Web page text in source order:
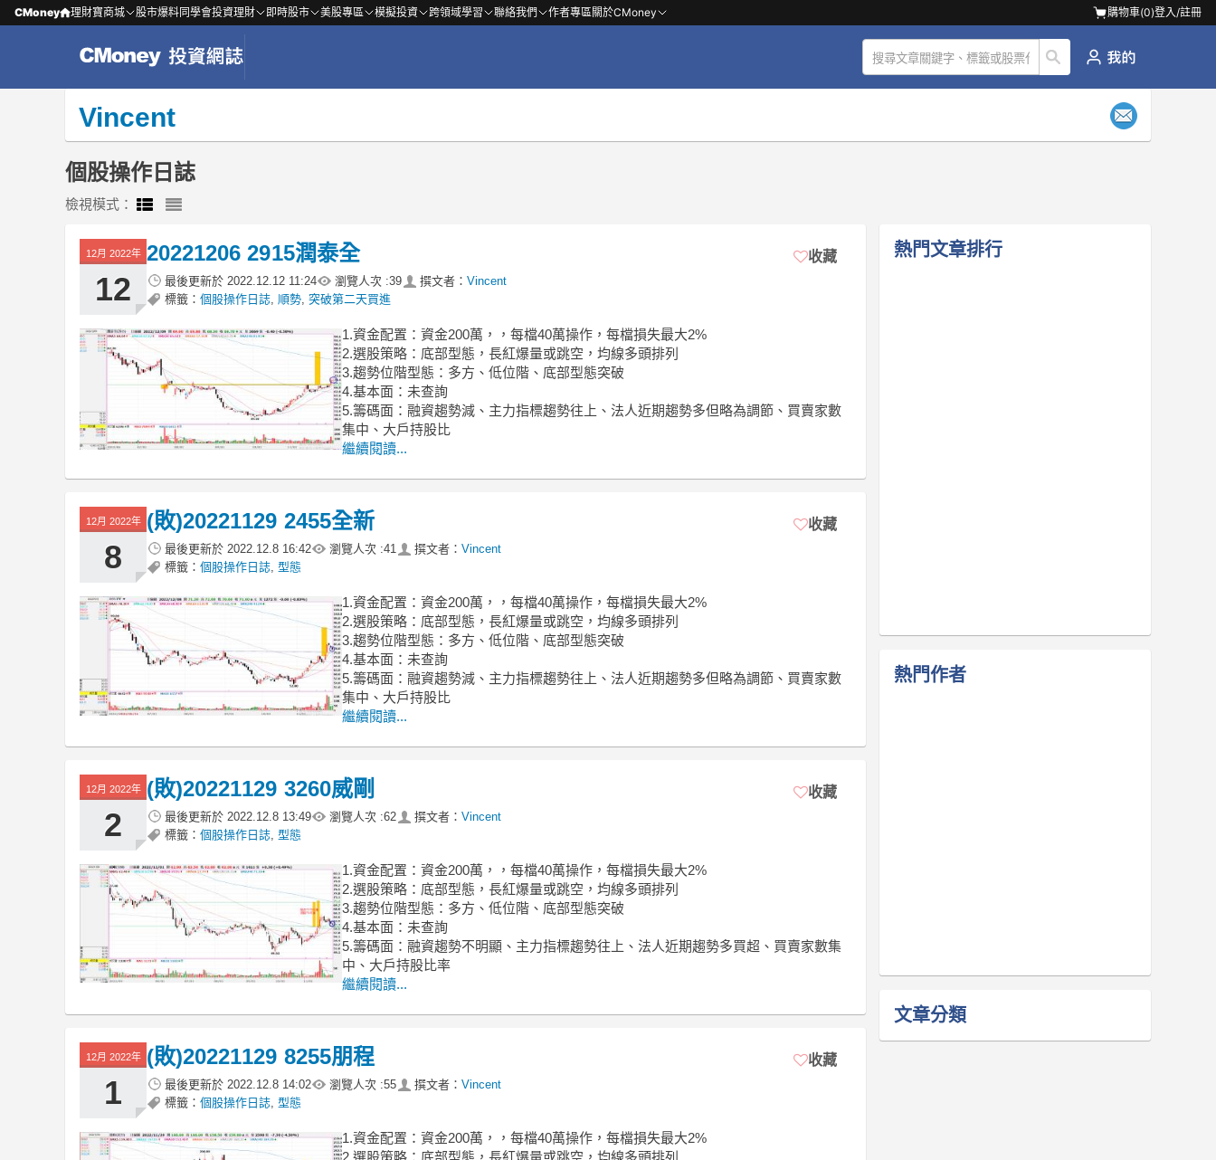
CMoney 理財寶商城 股市爆料同學會投資理財 即時股市 美股專區 模擬投資 跨領域學習 聯絡我們 作者專區關於CMoney 購物車(0)登入/註冊
Vincent
個股操作日誌
檢視模式：
12月 2022年
12
20221206 2915潤泰全
最後更新於 2022.12.12 11:24 瀏覽人次 :39 撰文者： Vincent
標籤： 個股操作日誌 順勢 突破第二天買進
收藏
1.資金配置：資金200萬，，每檔40萬操作，每檔損失最大2%
2.選股策略：底部型態，長紅爆量或跳空，均線多頭排列
3.趨勢位階型態：多方、低位階、底部型態突破
4.基本面：未查詢
5.籌碼面：融資趨勢減、主力指標趨勢往上、法人近期趨勢多但略為調節、買賣家數
集中、大戶持股比
繼續閱讀...
12月 2022年
8
(敗)20221129 2455全新
最後更新於 2022.12.8 16:42 瀏覽人次 :41 撰文者： Vincent
標籤： 個股操作日誌 型態
收藏
1.資金配置：資金200萬，，每檔40萬操作，每檔損失最大2%
2.選股策略：底部型態，長紅爆量或跳空，均線多頭排列
3.趨勢位階型態：多方、低位階、底部型態突破
4.基本面：未查詢
5.籌碼面：融資趨勢減、主力指標趨勢往上、法人近期趨勢多但略為調節、買賣家數
集中、大戶持股比
繼續閱讀...
12月 2022年
2
(敗)20221129 3260威剛
最後更新於 2022.12.8 13:49 瀏覽人次 :62 撰文者： Vincent
標籤： 個股操作日誌 型態
收藏
1.資金配置：資金200萬，，每檔40萬操作，每檔損失最大2%
2.選股策略：底部型態，長紅爆量或跳空，均線多頭排列
3.趨勢位階型態：多方、低位階、底部型態突破
4.基本面：未查詢
5.籌碼面：融資趨勢不明顯、主力指標趨勢往上、法人近期趨勢多買超、買賣家數集
中、大戶持股比率
繼續閱讀...
12月 2022年
1
(敗)20221129 8255朋程
最後更新於 2022.12.8 14:02 瀏覽人次 :55 撰文者： Vincent
標籤： 個股操作日誌 型態
收藏
1.資金配置：資金200萬，，每檔40萬操作，每檔損失最大2%
2.選股策略：底部型態，長紅爆量或跳空，均線多頭排列
熱門文章排行
熱門作者
文章分類